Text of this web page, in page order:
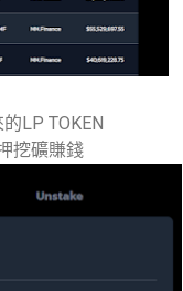
LP TOKEN
挖礦賺錢